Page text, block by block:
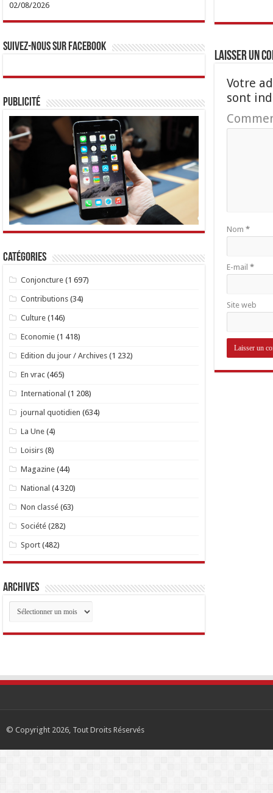
Laisser un
Votre
sont
Nom *
E-mail *
Site web
02/08/2026
Suivez-nous sur Facebook
Publicité
Catégories
Conjoncture (1 697)
Contributions (34)
Culture (146)
Economie (1 418)
Edition du jour / Archives (1 232)
En vrac (465)
International (1 208)
journal quotidien (634)
La Une (4)
Loisirs (8)
Magazine (44)
National (4 320)
Non classé (63)
Société (282)
Sport (482)
Archives
Archives
© Copyright 2026, Tout Droits Réservés